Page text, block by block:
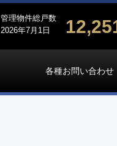
管理物件総戸数
2026年7月1日
各種お問い合わせ